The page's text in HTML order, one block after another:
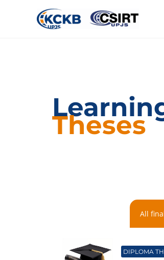
Theses
All
DIPLOMA